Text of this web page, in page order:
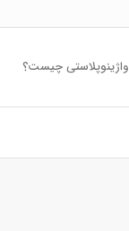
واژینوپلاستی چیست؟